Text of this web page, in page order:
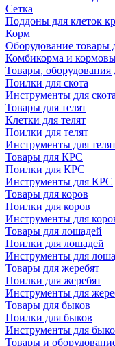
Сетка
Поддоны для клеток
Корм
Оборудование товары
Комбикорма и
Товары, оборудования
Поилки для скота
Инструменты для скота
Товары для телят
Клетки для телят
Поилки для телят
Инструменты для
Товары для КРС
Поилки для КРС
Инструменты для КРС
Товары для коров
Поилки для коров
Инструменты для
Товары для лошадей
Поилки для лошадей
Инструменты для
Товары для жеребят
Поилки для жеребят
Инструменты для
Товары для быков
Поилки для быков
Инструменты для
Товары и